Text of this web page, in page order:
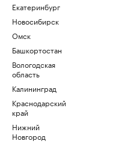
Екатеринбург
Новосибирск
Омск
Башкортостан
Вологодская
область
Калининград
Краснодарский
край
Нижний
Новгород